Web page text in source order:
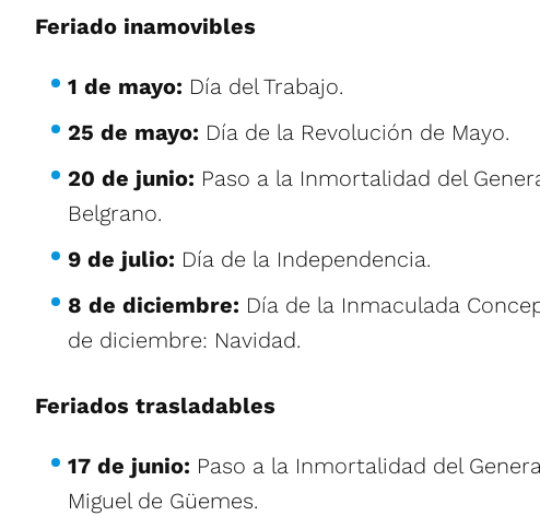
Feriado inamovibles
1 de mayo: Día del Trabajo.
25 de mayo: Día de la Revolución de Mayo.
20 de junio: Paso a la Inmortalidad del
Belgrano.
9 de julio: Día de la Independencia.
8 de diciembre: Día de la Inmaculada
de diciembre: Navidad.
Feriados trasladables
17 de junio: Paso a la Inmortalidad del
Miguel de Güemes.